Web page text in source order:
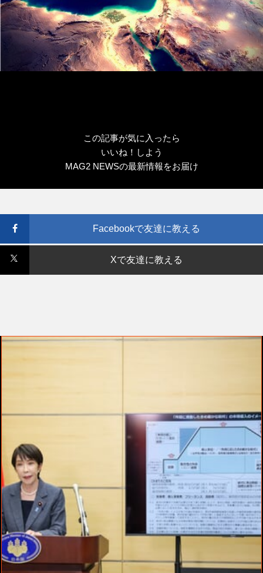
この記事が気に入ったら
いいね！しよう
MAG2 NEWSの最新情報をお届け
Facebookで友達に教える
Xで友達に教える